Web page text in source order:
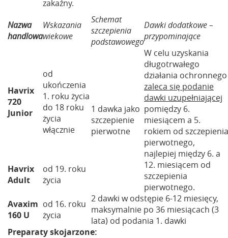
zakaźny.
Nazwa
handlowa
Wskazania
wiekowe
Schemat
szczepienia
podstawowego
Dawki dodatkowe –
przypominające
Havrix
720
Junior
od
ukończenia
1. roku życia
do 18 roku
życia
włącznie
1 dawka jako
szczepienie
pierwotne
W celu uzyskania
długotrwałego
działania ochronnego
zaleca się podanie
dawki uzupełniającej
pomiędzy 6.
miesiącem a 5.
rokiem od szczepienia
pierwotnego,
najlepiej między 6. a
12. miesiącem od
szczepienia
pierwotnego.
Havrix
Adult
od 19. roku
życia
Avaxim
160 U
od 16. roku
życia
2 dawki w odstępie 6-12 miesięcy,
maksymalnie po 36 miesiącach (3
lata) od podania 1. dawki
Preparaty skojarzone: